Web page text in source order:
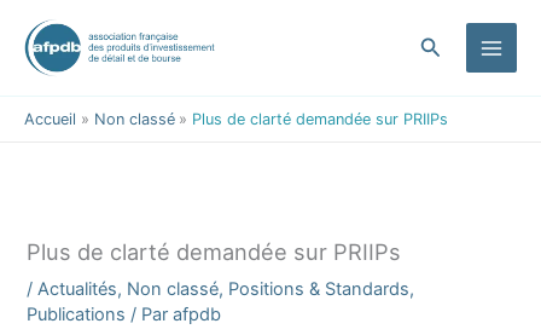
principal
contenu
Rechercher
Accueil Non classé Plus de clarté demandée sur PRIIPs
Plus de clarté demandée sur PRIIPs
/Actualités, Non classé, Positions & Standards,
Publications / Parafpdb